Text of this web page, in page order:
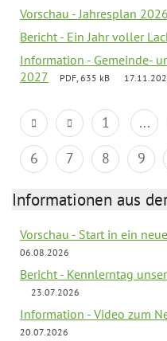
Vorschau - Jahresplan 2026
Bericht - Ein Jahr voller
Information - Gemeinde-
2027
PDF, 635 kB
1 ...
6
7 8 9
Informationen aus
Vorschau - Start in ein
06.08.2026
Bericht - Kennlerntag
23.07.2026
Information - Video zum
20.07.2026